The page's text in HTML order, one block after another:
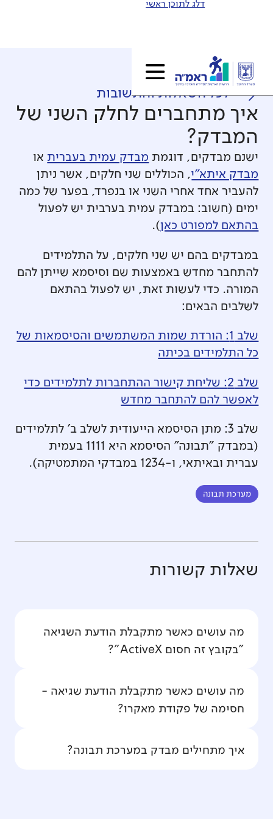
דלג לתוכן ראשי
לכל השאלות והתשובות
איך מתחברים לחלק השני של
המבדק?
ישנם מבדקים, דוגמת מבדק עמית בעברית או
מבדק איתא"י, הכוללים שני חלקים, אשר ניתן
להעביר אחד אחרי השני או בנפרד, בפער של כמה
ימים (חשוב: במבדק עמית בערבית יש לפעול
בהתאם למפורט כאן).
במבדקים בהם יש שני חלקים, על התלמידים
להתחבר מחדש באמצעות שם וסיסמא שייתן להם
המורה. כדי לעשות זאת, יש לפעול בהתאם
לשלבים הבאים:
שלב 1: הורדת שמות המשתמשים והסיסמאות של
כל התלמידים בכיתה
שלב 2: שליחת קישור ההתחברות לתלמידים כדי
לאפשר להם להתחבר מחדש
שלב 3: מתן הסיסמא הייעודית לשלב ב' לתלמידים
(במבדק "תבונה" הסיסמא היא 1111 בעמית
עברית ובאיתאי, ו-1234 במבדקי המתמטיקה).
מערכת תבונה
שאלות קשורות
מה עושים כאשר מתקבלת הודעת השגיאה
"בקובץ זה חסום ActiveX"?
מה עושים כאשר מתקבלת הודעת שגיאה -
חסימה של פקודת מאקרו?
איך מתחילים מבדק במערכת תבונה?